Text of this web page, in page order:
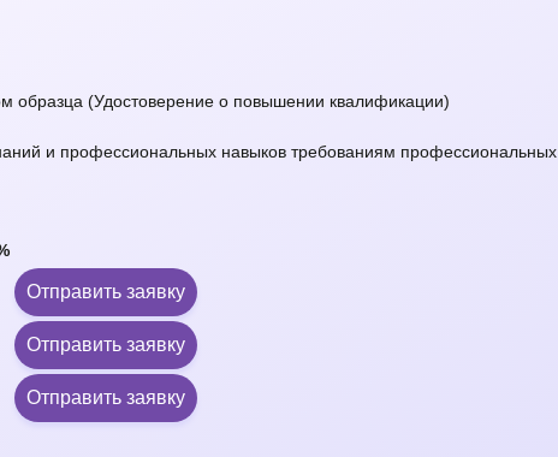
образца (Удостоверение о повышении квалификации)
и профессиональных навыков требованиям профессиональных
Отправить заявку
Отправить заявку
Отправить заявку